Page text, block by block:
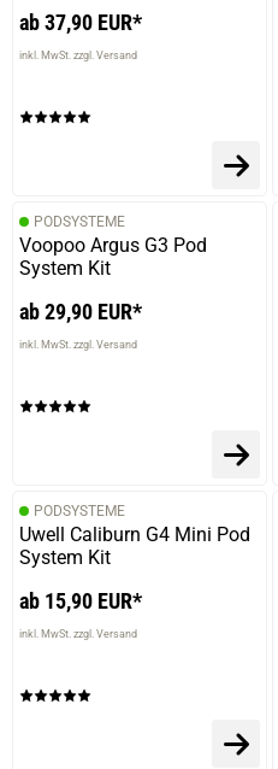
ab 37,90 EUR*
inkl. MwSt. zzgl. Versand
PODSYSTEME
Voopoo Argus G3 Pod
System Kit
ab 29,90 EUR*
inkl. MwSt. zzgl. Versand
PODSYSTEME
Uwell Caliburn G4 Mini Pod
System Kit
ab 15,90 EUR*
inkl. MwSt. zzgl. Versand